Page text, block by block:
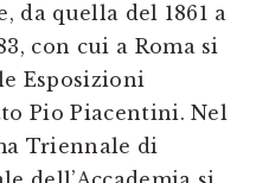
da quella del 1861 a
con cui a Roma si
Esposizioni
Pio Piacentini. Nel
Triennale di